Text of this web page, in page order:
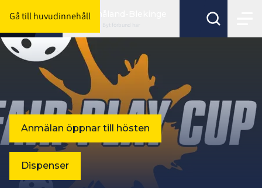
Gå till huvudinnehållSmåland-Blekinge
Byt förbund här
Anmälan öppnar till hösten
Dispenser